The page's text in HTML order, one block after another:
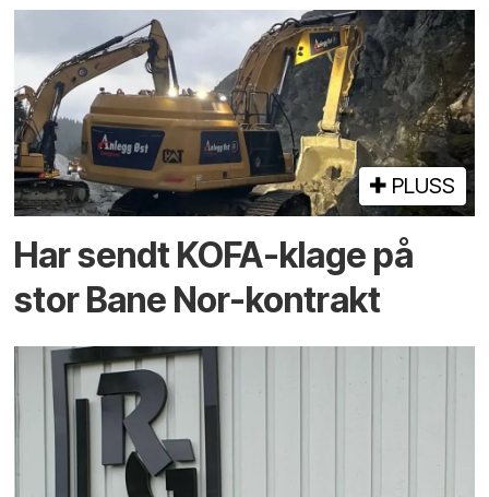
PLUSS
Har sendt KOFA-klage på
stor Bane Nor-kontrakt